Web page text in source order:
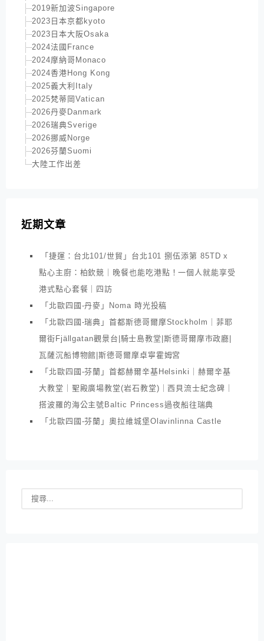
2019新加波Singapore
2023日本京都kyoto
2023日本大阪Osaka
2024法國France
2024摩納哥Monaco
2024香港Hong Kong
2025義大利Italy
2025梵蒂岡Vatican
2026丹麥Danmark
2026瑞典Sverige
2026挪威Norge
2026芬蘭Suomi
大陸工作出差
近期文章
「捷運：台北101/世貿」台北101 捌伍添第 85TD x
點心主廚：柏欽競｜晚餐也能吃港點！一個人就能享受
港式點心套餐｜四訪
「北歐四國-丹麥」Noma 時光投稿
「北歐四國-瑞典」首都斯德哥爾摩Stockholm｜菲耶
爾街Fjällgatan觀景台|騎士島教堂|斯德哥爾摩市政廳|
瓦薩沉船博物館|斯德哥爾摩卓寧霍姆宮
「北歐四國-芬蘭」首都赫爾辛基Helsinki｜赫爾辛基
大教堂｜聖殿廣場教堂(岩石教堂)｜西貝流士紀念碑｜
搭波羅的海公主號Baltic Princess過夜船往瑞典
「北歐四國-芬蘭」奧拉維城堡Olavinlinna Castle